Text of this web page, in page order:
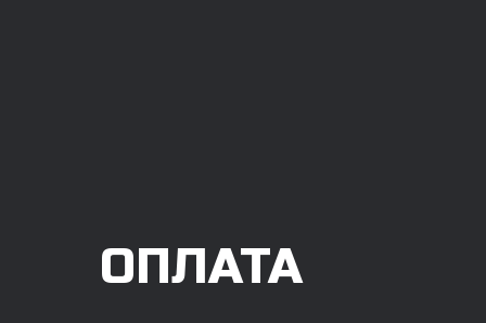
ОПЛАТА